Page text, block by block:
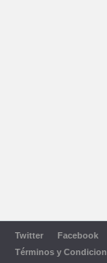
Twitter Facebook
Términos y